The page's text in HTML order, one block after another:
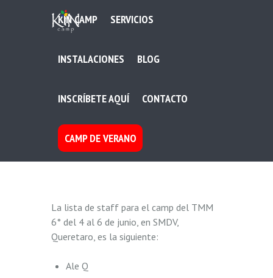
KIN CAMP SERVICIOS
INSTALACIONES BLOG
INSCRÍBETE AQUÍ CONTACTO
CAMP DE VERANO
La lista de staff para el camp del TMM
6° del 4 al 6 de junio, en SMDV,
Queretaro, es la siguiente:
Ale Q